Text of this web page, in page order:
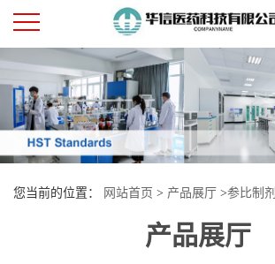
公
司
首
页
您当前的位置： 网站首页 > 产品展厅 >参比制剂
产品展厅